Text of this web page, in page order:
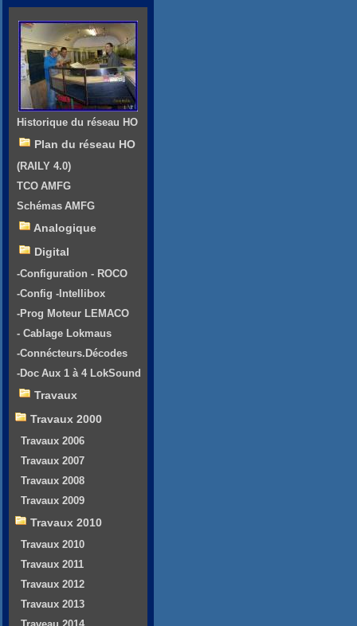
Historique du réseau HO
Plan du réseau HO
(RAILY 4.0)
TCO AMFG
Schémas AMFG
Analogique
Digital
-Configuration - ROCO
-Config -Intellibox
-Prog Moteur LEMACO
- Cablage Lokmaus
-Connécteurs.Décodes
-Doc Aux 1 à 4 LokSound
Travaux
Travaux 2000
Travaux 2006
Travaux 2007
Travaux 2008
Travaux 2009
Travaux 2010
Travaux 2010
Travaux 2011
Travaux 2012
Travaux 2013